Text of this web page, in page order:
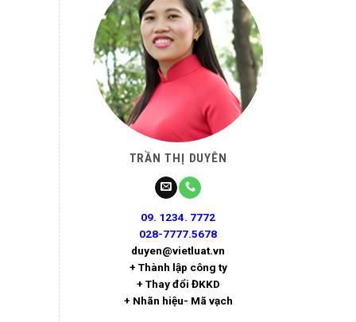
TRẦN THỊ DUYÊN
09. 1234. 7772
028-7777.5678
duyen@vietluat.vn
+ Thành lập công ty
+ Thay đổi ĐKKD
+ Nhãn hiệu- Mã vạch